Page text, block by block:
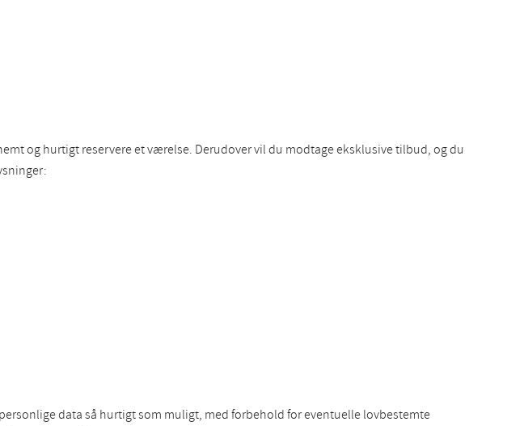
og hurtigt reservere et værelse. Derudover vil du modtage eksklusive tilbud, og du
data så hurtigt som muligt, med forbehold for eventuelle lovbestemte